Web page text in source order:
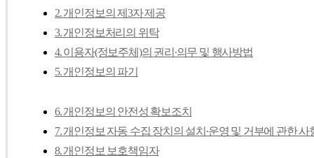
2. 개인정보의 제3자 제공
3. 개인정보처리의 위탁
4. 이용자(정보주체)의 권리∙의무 및 행사방법
5. 개인정보의 파기
6. 개인정보의 안전성 확보조치
7. 개인정보 자동 수집 장치의 설치∙운영 및 거부에 관한 사
8. 개인정보 보호책임자